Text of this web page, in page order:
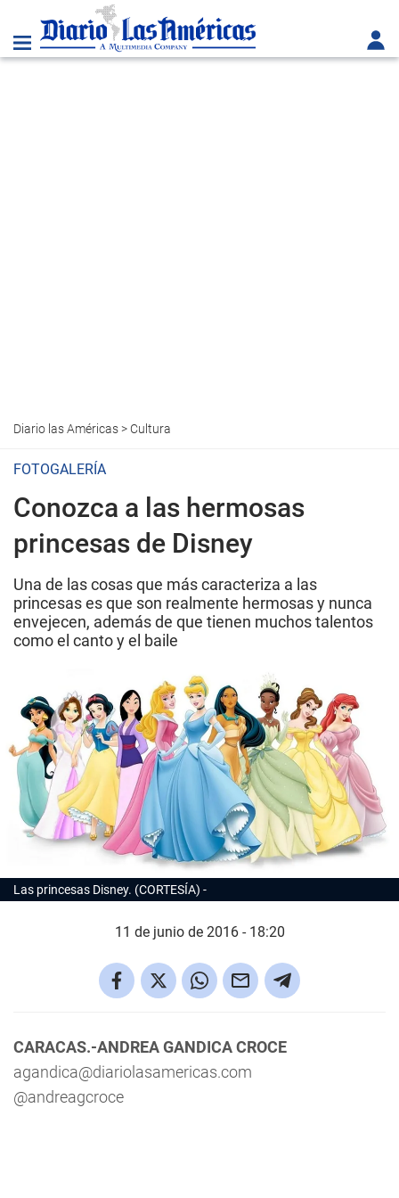
Diario las Américas> Cultura
FOTOGALERÍA
Conozca a las hermosas
princesas de Disney
Una de las cosas que más caracteriza a las
princesas es que son realmente hermosas y nunca
envejecen, además de que tienen muchos talentos
como el canto y el baile
Las princesas Disney. (CORTESÍA)
11 de junio de 2016 - 18:20
CARACAS.-ANDREA GANDICA CROCE
agandica@diariolasamericas.com
@andreagcroce